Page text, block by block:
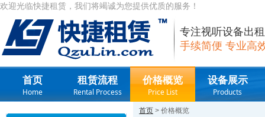
欢迎光临快捷租赁，我们将竭诚为您提供优质的服务！
专注视听设备出租
手续简便 专业高
首页
Home
租赁流程
Rental Process
价格概览
Price List
设备展示
Products
首页 > 价格概览